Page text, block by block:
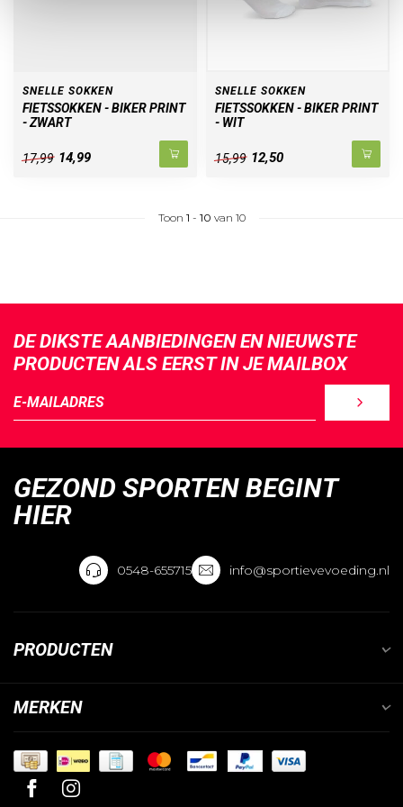
SNELLE SOKKEN
FIETSSOKKEN - BIKER PRINT
- ZWART
17,99 14,99
SNELLE SOKKEN
FIETSSOKKEN - BIKER PRINT
- WIT
15,99 12,50
Toon 1 - 10 van 10
DE DIKSTE AANBIEDINGEN EN NIEUWSTE
PRODUCTEN ALS EERST IN JE MAILBOX
GEZOND SPORTEN BEGINT
HIER
0548-655715 info@sportievevoeding.nl
PRODUCTEN
MERKEN